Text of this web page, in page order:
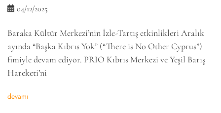
04/12/2025
Baraka Kültür Merkezi’nin İzle-Tartış etkinlikleri Aralık
ayında “Başka Kıbrıs Yok” (“There is No Other Cyprus”)
fimiyle devam ediyor. PRIO Kıbrıs Merkezi ve Yeşil Barış
Hareketi’ni
devamı